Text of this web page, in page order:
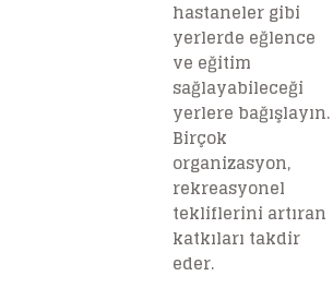
hastaneler gibi
yerlerde eğlence
ve eğitim
sağlayabileceği
yerlere bağışlayın.
Birçok
organizasyon,
rekreasyonel
tekliflerini artıran
katkıları takdir
eder.